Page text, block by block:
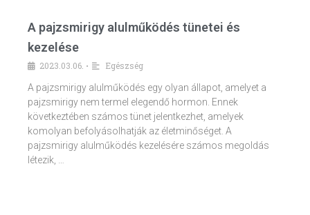
A pajzsmirigy alulműködés tünetei és
kezelése
2023.03.06. •
Egészség
A pajzsmirigy alulműködés egy olyan állapot, amelyet a
pajzsmirigy nem termel elegendő hormon. Ennek
következtében számos tünet jelentkezhet, amelyek
komolyan befolyásolhatják az életminőséget. A
pajzsmirigy alulműködés kezelésére számos megoldás
létezik, …